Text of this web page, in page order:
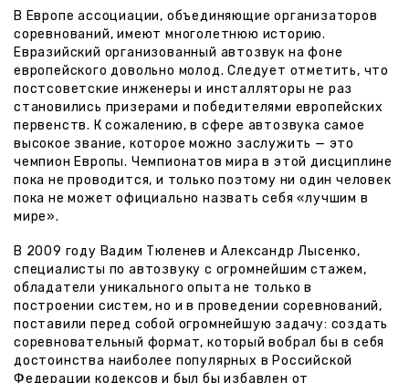
В Европе ассоциации, объединяющие организаторов
соревнований, имеют многолетнюю историю.
Евразийский организованный автозвук на фоне
европейского довольно молод. Следует отметить, что
постсоветские инженеры и инсталляторы не раз
становились призерами и победителями европейских
первенств. К сожалению, в сфере автозвука самое
высокое звание, которое можно заслужить — это
чемпион Европы. Чемпионатов мира в этой дисциплине
пока не проводится, и только поэтому ни один человек
пока не может официально назвать себя «лучшим в
мире».
В 2009 году Вадим Тюленев и Александр Лысенко,
специалисты по автозвуку с огромнейшим стажем,
обладатели уникального опыта не только в
построении систем, но и в проведении соревнований,
поставили перед собой огромнейшую задачу: создать
соревновательный формат, который вобрал бы в себя
достоинства наиболее популярных в Российской
Федерации кодексов и был бы избавлен от